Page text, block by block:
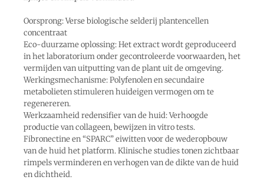
Oorsprong: Verse biologische selderij plantencellen
concentraat
Eco-duurzame oplossing: Het extract wordt geproduceerd
in het laboratorium onder gecontroleerde voorwaarden, het
vermijden van uitputting van de plant uit de omgeving.
Werkingsmechanisme: Polyfenolen en secundaire
metabolieten stimuleren huideigen vermogen om te
regenereren.
Werkzaamheid redensifier van de huid: Verhoogde
productie van collageen, bewijzen in vitro tests.
Fibronectine en “SPARC” eiwitten voor de wederopbouw
van de huid het platform. Klinische studies tonen zichtbaar
rimpels verminderen en verhogen van de dikte van de huid
en dichtheid.